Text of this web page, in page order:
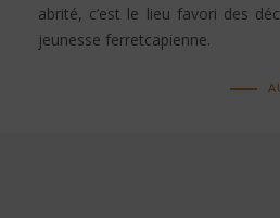
abrité, c’est le lieu favori des
jeunesse ferretcapienne.